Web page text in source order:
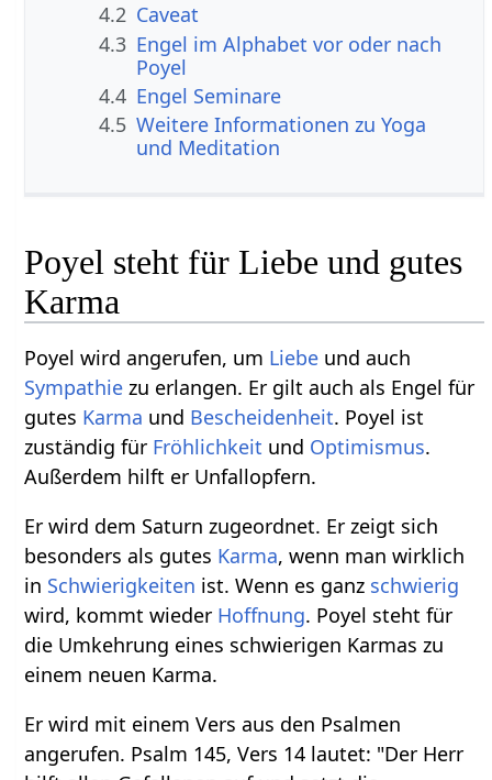
4.2 Caveat
4.3 Engel im Alphabet vor oder nach
Poyel
4.4 Engel Seminare
4.5 Weitere Informationen zu Yoga
und Meditation
Poyel steht für Liebe und gutes
Karma
Poyel wird angerufen, um Liebe und auch
Sympathie zu erlangen. Er gilt auch als Engel für
gutes Karma und Bescheidenheit. Poyel ist
zuständig für Fröhlichkeit und Optimismus.
Außerdem hilft er Unfallopfern.
Er wird dem Saturn zugeordnet. Er zeigt sich
besonders als gutes Karma, wenn man wirklich
in Schwierigkeiten ist. Wenn es ganz schwierig
wird, kommt wieder Hoffnung. Poyel steht für
die Umkehrung eines schwierigen Karmas zu
einem neuen Karma.
Er wird mit einem Vers aus den Psalmen
angerufen. Psalm 145, Vers 14 lautet: "Der Herr